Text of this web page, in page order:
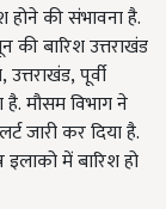
होने की संभावना है.
बारिश उत्तराखंड
पूर्वी
मौसम विभाग ने
जारी कर दिया है.
में बारिश हो